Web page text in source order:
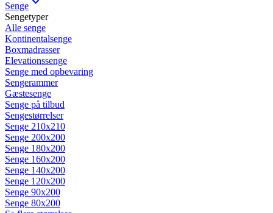
Senge
Sengetyper
Alle senge
Kontinentalsenge
Boxmadrasser
Elevationssenge
Senge med opbevaring
Sengerammer
Gæstesenge
Senge på tilbud
Sengestørrelser
Senge 210x210
Senge 200x200
Senge 180x200
Senge 160x200
Senge 140x200
Senge 120x200
Senge 90x200
Senge 80x200